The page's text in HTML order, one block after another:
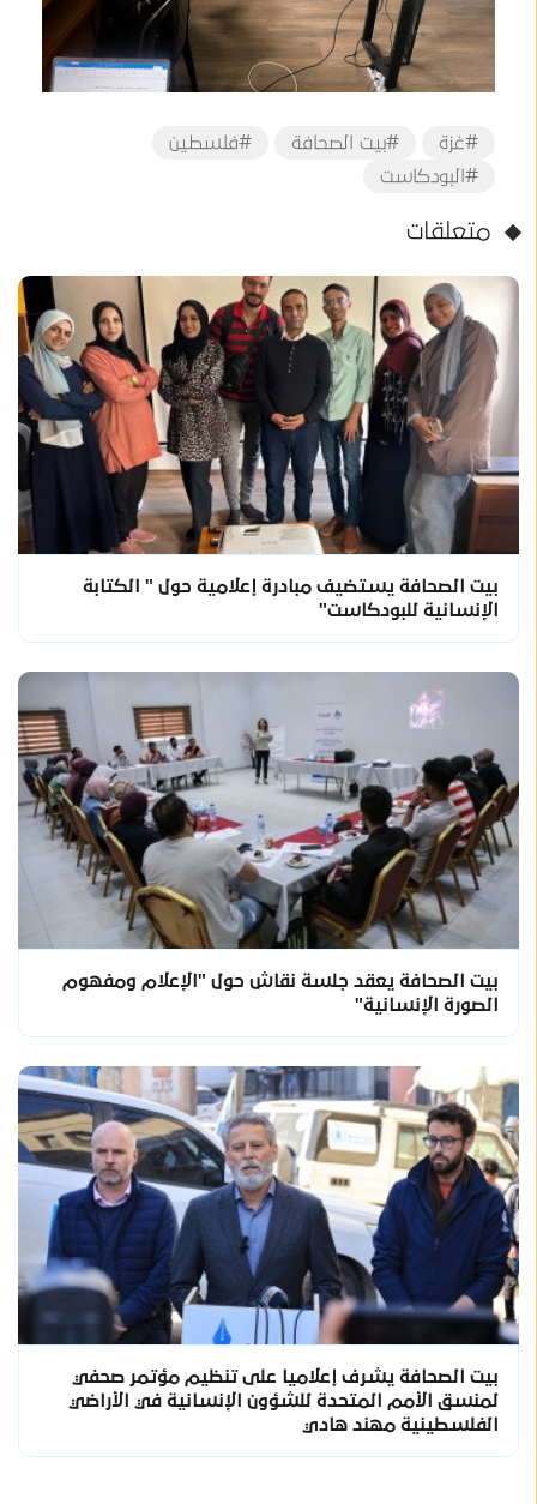
#غزة #بيت الصحافة
#فلسطين
#البودكاست
متعلقات
بيت الصحافة يستضيف مبادرة إعلامية حول " الكتابة
الإنسانية للبودكاست"
بيت الصحافة يعقد جلسة نقاش حول "الإعلام ومفهوم
الصورة الإنسانية"
بيت الصحافة يشرف إعلاميا على تنظيم مؤتمر صحفي
لمنسق الأمم المتحدة للشؤون الإنسانية في الأراضي
الفلسطينية مهند هادي